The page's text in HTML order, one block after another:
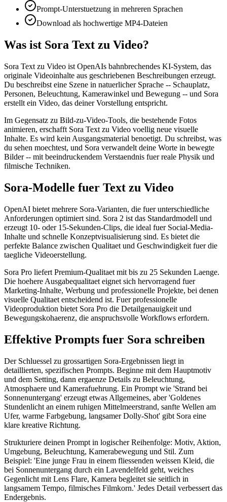
Prompt-Unterstuetzung in mehreren Sprachen
Download als hochwertige MP4-Dateien
Was ist Sora Text zu Video?
Sora Text zu Video ist OpenAIs bahnbrechendes KI-System, das
originale Videoinhalte aus geschriebenen Beschreibungen erzeugt.
Du beschreibst eine Szene in natuerlicher Sprache -- Schauplatz,
Personen, Beleuchtung, Kamerawinkel und Bewegung -- und Sora
erstellt ein Video, das deiner Vorstellung entspricht.
Im Gegensatz zu Bild-zu-Video-Tools, die bestehende Fotos
animieren, erschafft Sora Text zu Video voellig neue visuelle
Inhalte. Es wird kein Ausgangsmaterial benoetigt. Du schreibst, was
du sehen moechtest, und Sora verwandelt deine Worte in bewegte
Bilder -- mit beeindruckendem Verstaendnis fuer reale Physik und
filmische Techniken.
Sora-Modelle fuer Text zu Video
OpenAI bietet mehrere Sora-Varianten, die fuer unterschiedliche
Anforderungen optimiert sind. Sora 2 ist das Standardmodell und
erzeugt 10- oder 15-Sekunden-Clips, die ideal fuer Social-Media-
Inhalte und schnelle Konzeptvisualisierung sind. Es bietet die
perfekte Balance zwischen Qualitaet und Geschwindigkeit fuer die
taegliche Videoerstellung.
Sora Pro liefert Premium-Qualitaet mit bis zu 25 Sekunden Laenge.
Die hoehere Ausgabequalitaet eignet sich hervorragend fuer
Marketing-Inhalte, Werbung und professionelle Projekte, bei denen
visuelle Qualitaet entscheidend ist. Fuer professionelle
Videoproduktion bietet Sora Pro die Detailgenauigkeit und
Bewegungskohaerenz, die anspruchsvolle Workflows erfordern.
Effektive Prompts fuer Sora schreiben
Der Schluessel zu grossartigen Sora-Ergebnissen liegt in
detaillierten, spezifischen Prompts. Beginne mit dem Hauptmotiv
und dem Setting, dann ergaenze Details zu Beleuchtung,
Atmosphaere und Kamerafuehrung. Ein Prompt wie 'Strand bei
Sonnenuntergang' erzeugt etwas Allgemeines, aber 'Goldenes
Stundenlicht an einem ruhigen Mittelmeerstrand, sanfte Wellen am
Ufer, warme Farbgebung, langsamer Dolly-Shot' gibt Sora eine
klare kreative Richtung.
Strukturiere deinen Prompt in logischer Reihenfolge: Motiv, Aktion,
Umgebung, Beleuchtung, Kamerabewegung und Stil. Zum
Beispiel: 'Eine junge Frau in einem fliessenden weissen Kleid, die
bei Sonnenuntergang durch ein Lavendelfeld geht, weiches
Gegenlicht mit Lens Flare, Kamera begleitet sie seitlich in
langsamem Tempo, filmisches Filmkorn.' Jedes Detail verbessert das
Endergebnis.